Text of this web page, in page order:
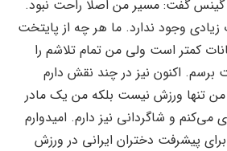
گینس گفت: مسیر من اصلا راحت نبود.
زیادی وجود ندارد. ما هر چه از پایتخت
کمتر است ولی من تمام تلاشم را
برسم. اکنون نیز در چند نقش دارم
تنها ورزش نیست بلکه من یک مادر
و شاگردانی نیز دارم. امیدوارم
پیشرفت دختران ایرانی در ورزش